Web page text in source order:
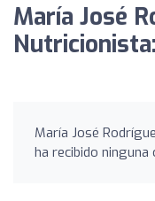
María José
María José
ha recibido ninguna